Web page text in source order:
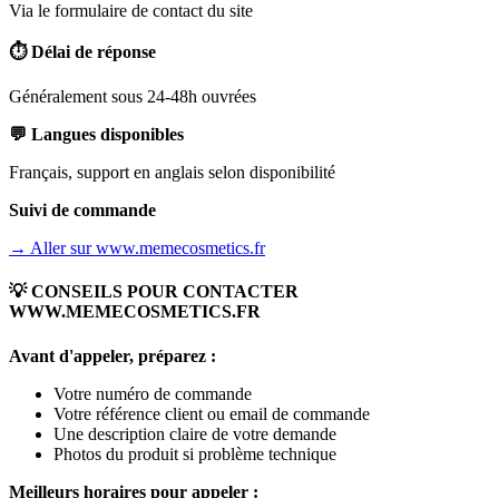
Via le formulaire de contact du site
⏱️ Délai de réponse
Généralement sous 24-48h ouvrées
💬 Langues disponibles
Français, support en anglais selon disponibilité
Suivi de commande
→ Aller surwww.memecosmetics.fr
💡 CONSEILS POUR CONTACTER
WWW.MEMECOSMETICS.FR
Avant d'appeler, préparez :
Votre numéro de commande
Votre référence client ou email de commande
Une description claire de votre demande
Photos du produit si problème technique
Meilleurs horaires pour appeler :